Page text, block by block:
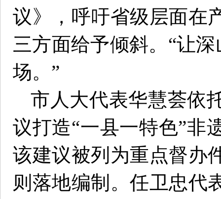
议》，呼吁省级层面在
三方面给予倾斜。“让
场。”
市人大代表华慧荟依
议打造“一县一特色”非
该建议被列为重点督办
则落地编制。任卫忠代